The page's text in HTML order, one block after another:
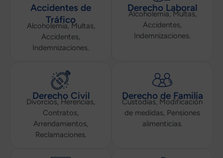
Accidentes de
Tráfico
Alcoholemia, Multas,
Accidentes,
Indemnizaciones.
Derecho Laboral
Alcoholemia, Multas,
Accidentes,
Indemnizaciones.
Derecho Civil
Divorcios, Herencias,
Contratos,
Arrendamientos,
Reclamaciones.
Derecho de Familia
Custodias, Modificación
de medidas, Pensiones
alimenticias.